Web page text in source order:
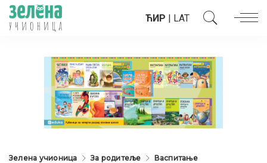
ЋИР | LAT
Зелена учионица За родитеље Васпитање